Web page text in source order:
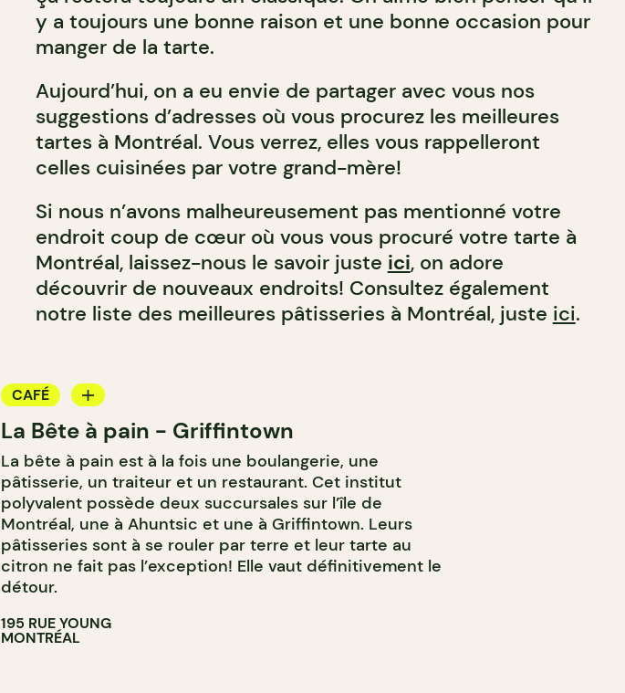
y a toujours une bonne raison et une bonne occasion pour
manger de la tarte.
Aujourd’hui, on a eu envie de partager avec vous nos
suggestions d’adresses où vous procurez les meilleures
tartes à Montréal. Vous verrez, elles vous rappelleront
celles cuisinées par votre grand-mère!
Si nous n’avons malheureusement pas mentionné votre
endroit coup de cœur où vous vous procuré votre tarte à
Montréal, laissez-nous le savoir juste ici, on adore
découvrir de nouveaux endroits! Consultez également
notre liste des meilleures pâtisseries à Montréal, juste ici.
CAFÉ
BOULANGERIE
COMPTOIR
CAVISTE
La Bête à pain - Griffintown
La bête à pain est à la fois une boulangerie, une
pâtisserie, un traiteur et un restaurant. Cet institut
polyvalent possède deux succursales sur l’île de
Montréal, une à Ahuntsic et une à Griffintown. Leurs
pâtisseries sont à se rouler par terre et leur tarte au
citron ne fait pas l’exception! Elle vaut définitivement le
détour.
195 RUE YOUNG
MONTRÉAL